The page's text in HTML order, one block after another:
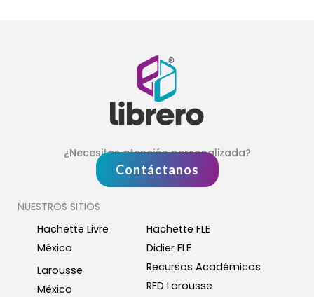
¿Necesitas atención personalizada?
Contáctanos
NUESTROS SITIOS
Hachette Livre
México
Larousse
México
Hachette FLE
Didier FLE
Recursos Académicos
RED Larousse